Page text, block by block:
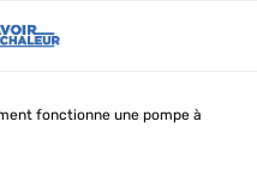
fonctionne une pompe à